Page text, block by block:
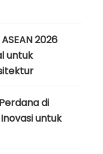
2026
untuk
di
untuk